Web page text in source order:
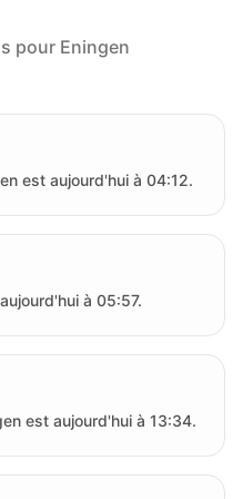
pour Eningen
est aujourd'hui à 04:12.
à 05:57.
est aujourd'hui à 13:34.